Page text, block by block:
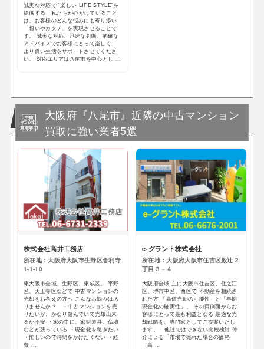
誠実な対応で “楽しい LIFE STYLE”を
提供する 私たちが心がけていること
は、お客様のどんな悩みにも寄り添い
「想いやカタチ」を実現させることで
す。 誠実な対応、迅速な判断、的確な
アドバイスでお客様にとって楽しく、
より良い生活をサポートさせてくださ
い。 対応エリアは八尾市を中心とし ...
大阪府『八尾市』近隣の中古マンション
買取に強い業者5選
株式会社高井工務店
所在地：大阪府大阪市生野区舎利寺
1-1-10
東大阪市全域、生野区、東成区、 平野
区、天王寺区などで 中古マンションの
売却をお考えの方へ こんなお悩みはあ
りませんか？ ・中古マンションを売
りたいが、かなり傷んでいて売却出来
るか不安 ・家の中に、家財道具、仏壇
などが残っている ・現金化を急ぎたい
・忙しいので時間をかけたくない ・経
費 ...
e-グラント株式会社
所在地：大阪府大阪市住吉区殿辻２
丁目３－４
大阪府全域 主に大阪市住吉区、住之江
区、堺市中区、西区で 不動産を相続さ
れた方 「高値売却の可能性」と「早期
現金化の確実性」、 その両側面からお
客様にとって最も利益となる 最適な売
却戦略を、専門家としてご提案いたし
ます。 他社ではできない比較検討 仲
介による「市場で売れた場合の価格
（高 ...